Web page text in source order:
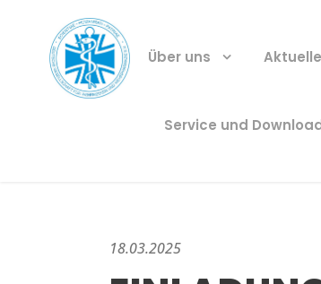
Über uns
Service und
18.03.2025